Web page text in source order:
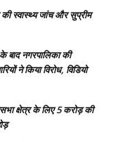
स्वास्थ्य जांच और सुप्रीम
बाद नगरपालिका की
ने किया विरोध, विडियो
क्षेत्र के लिए 5 करोड़ की